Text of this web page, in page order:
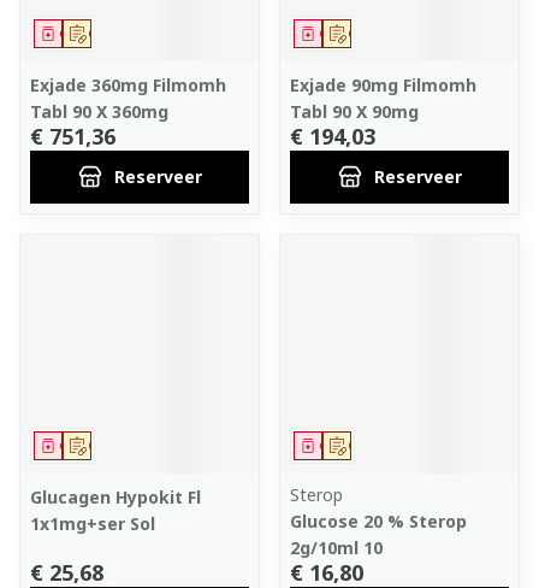
Op voorschrift
Geneesmiddel
Exjade 360mg Filmomh
Tabl 90 X 360mg
€ 751,36
Reserveer
Op voorschrift
Geneesmiddel
Exjade 90mg Filmomh
Tabl 90 X 90mg
€ 194,03
Reserveer
Op voorschrift
Geneesmiddel
Glucagen Hypokit Fl
1x1mg+ser Sol
€ 25,68
Op voorschrift
Geneesmiddel
Sterop
Glucose 20 % Sterop
2g/10ml 10
€ 16,80